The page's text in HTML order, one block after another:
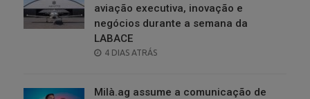
aviação executiva, inovação e
negócios durante a semana da
LABACE
POSTED
4 DIAS ATRÁS
Milà.ag assume a comunicação de